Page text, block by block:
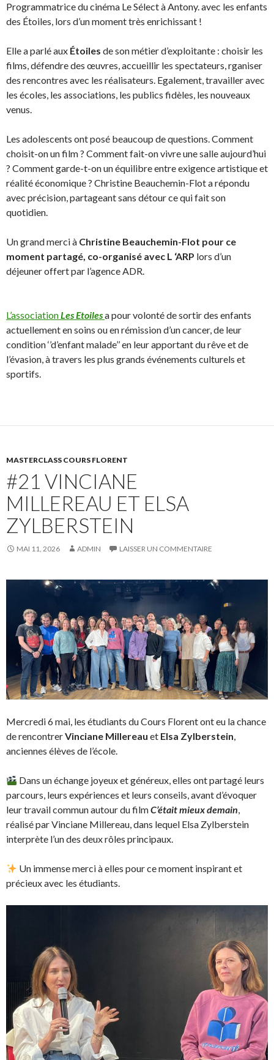
Programmatrice du cinéma Le Sélect à Antony. avec les enfants
des Étoiles, lors d’un moment très enrichissant !
Elle a parlé aux Étoiles de son métier d’exploitante : choisir les
films, défendre des œuvres, accueillir les spectateurs, rganiser
des rencontres avec les réalisateurs. Egalement, travailler avec
les écoles, les associations, les publics fidèles, les nouveaux
venus.
Les adolescents ont posé beaucoup de questions. Comment
choisit-on un film ? Comment fait-on vivre une salle aujourd’hui
? Comment garde-t-on un équilibre entre exigence artistique et
réalité économique ? Christine Beauchemin-Flot a répondu
avec précision, partageant sans détour ce qui fait son
quotidien.
Un grand merci à Christine Beauchemin-Flot pour ce
moment partagé, co-organisé avec L ‘ARP lors d’un
déjeuner offert par l’agence ADR.
L’associationLes Etoilesa pour volonté de sortir des enfants
actuellement en soins ou en rémission d’un cancer, de leur
condition ‘’d’enfant malade’’ en leur apportant du rêve et de
l’évasion, à travers les plus grands événements culturels et
sportifs.
MASTERCLASS COURS FLORENT
#21 VINCIANE
MILLEREAU ET ELSA
ZYLBERSTEIN
MAI 11, 2026 ADMIN LAISSER UN COMMENTAIRE
Mercredi 6 mai, les étudiants du Cours Florent ont eu la chance
de rencontrerVinciane Millereau et Elsa Zylberstein,
anciennes élèves de l’école.
Dans un échange joyeux et généreux, elles ont partagé leurs
parcours, leurs expériences et leurs conseils, avant d’évoquer
leur travail commun autour du filmC’était mieux demain,
réalisé par Vinciane Millereau, dans lequel Elsa Zylberstein
interprète l’un des deux rôles principaux.
Un immense merci à elles pour ce moment inspirant et
précieux avec les étudiants.